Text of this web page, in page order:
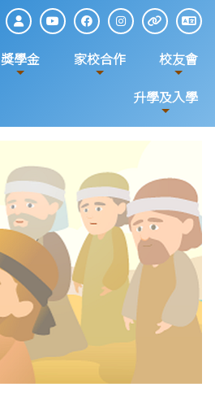
獎學金 家校合作 校友會
升學及入學